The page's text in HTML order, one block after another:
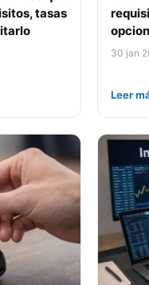
tasas
30 jan
Leer